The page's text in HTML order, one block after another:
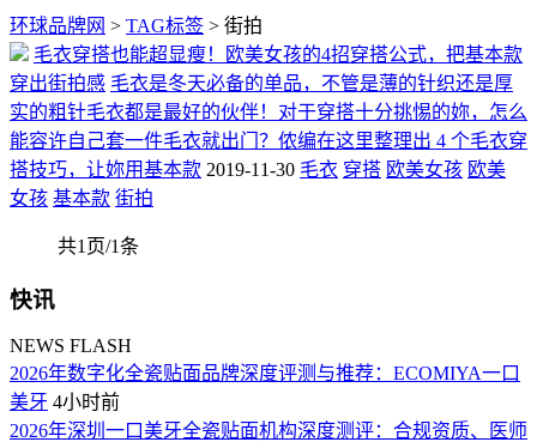
环球品牌网 > TAG标签 > 街拍
毛衣穿搭也能超显瘦！欧美女孩的4招穿搭公式，把基本款
穿出街拍感 毛衣是冬天必备的单品，不管是薄的针织还是厚
实的粗针毛衣都是最好的伙伴！对于穿搭十分挑惕的妳，怎么
能容许自己套一件毛衣就出门？侬编在这里整理出 4 个毛衣穿
搭技巧，让妳用基本款 2019-11-30 毛衣 穿搭 欧美女孩 欧美
女孩 基本款 街拍
共1页/1条
快讯
NEWS FLASH
​2026年数字化全瓷贴面品牌深度评测与推荐：ECOMIYA一口
美牙 4小时前
​2026年深圳一口美牙全瓷贴面机构深度测评：合规资质、医师